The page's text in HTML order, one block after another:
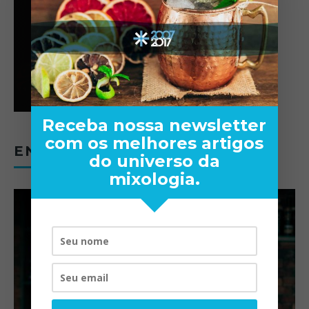
ENTREVISTAS
Receba nossa newsletter
com os melhores artigos
do universo da
mixologia.